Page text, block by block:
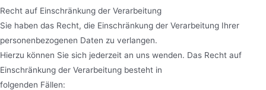
Recht auf Einschränkung der Verarbeitung
Sie haben das Recht, die Einschränkung der Verarbeitung Ihrer
personenbezogenen Daten zu verlangen.
Hierzu können Sie sich jederzeit an uns wenden. Das Recht auf
Einschränkung der Verarbeitung besteht in
folgenden Fällen: